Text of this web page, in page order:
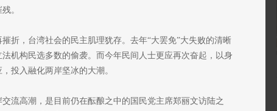
。
折，台湾社会的民主肌理犹存。去年“大罢免”大失败的清晰
机构民选多数的偷袭。而今年民间人士更应再次奋起，以身
投入融化两岸坚冰的大潮。
流高潮，是目前仍在酝酿之中的国民党主席郑丽文访陆之